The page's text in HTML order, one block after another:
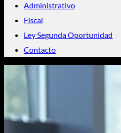
Administrativo
Fiscal
Ley Segunda Oportunidad
Contacto